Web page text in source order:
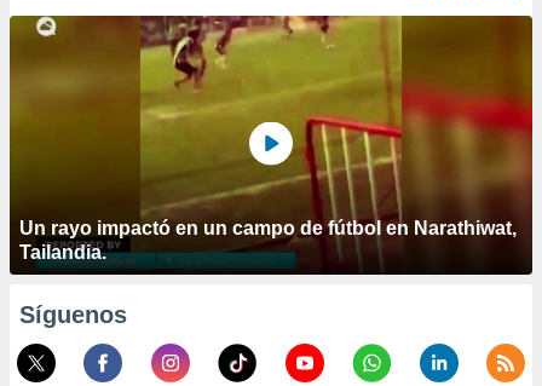
Un rayo impactó en un campo de fútbol en Narathiwat,
Tailandia.
Síguenos